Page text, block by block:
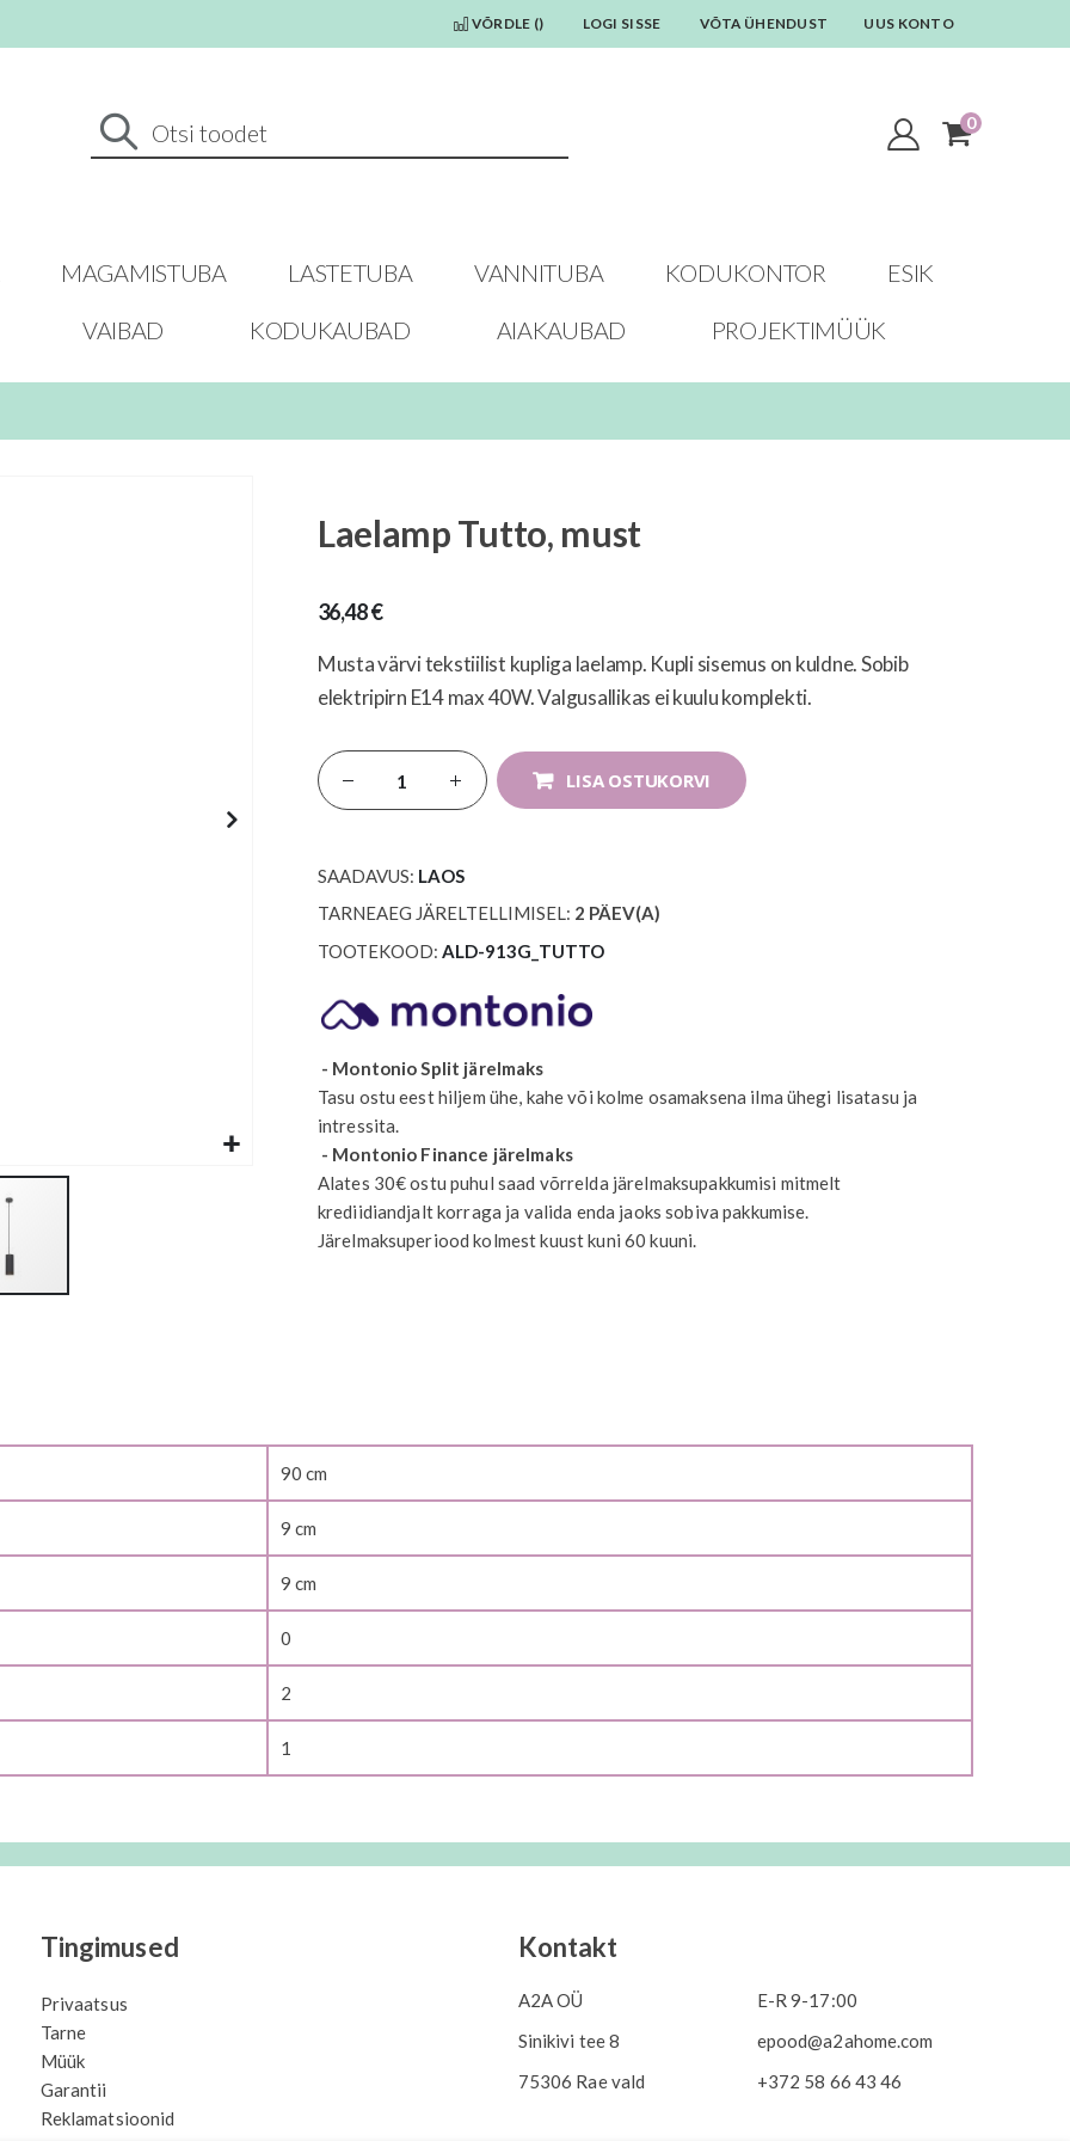
VÕRDLE () LOGI SISSE VÕTA ÜHENDUST UUS KONTO
Cart
0toodet
MAGAMISTUBA LASTETUBA VANNITUBA KODUKONTOR
ESIK
VAIBAD KODUKAUBAD AIAKAUBAD PROJEKTIMÜÜK
Laelamp Tutto, must
36,48 €
Musta värvi tekstiilist kupliga laelamp. Kupli sisemus on kuldne. Sobib
elektripirn E14 max 40W. Valgusallikas ei kuulu komplekti.
LISA OSTUKORVI
SAADAVUS: LAOS
TARNEAEG JÄRELTELLIMISEL: 2 PÄEV(A)
TOOTEKOOD ALD-913G_TUTTO
- Montonio Split järelmaks
Tasu ostu eest hiljem ühe, kahe või kolme osamaksena ilma ühegi lisatasu ja
intressita.
- Montonio Finance järelmaks
Alates 30€ ostu puhul saad võrrelda järelmaksupakkumisi mitmelt
krediidiandjalt korraga ja valida enda jaoks sobiva pakkumise.
Järelmaksuperiood kolmest kuust kuni 60 kuuni.
90
9
9
0
2
1
Tingimused
Privaatsus
Tarne
Müük
Garantii
Reklamatsioonid
Kontakt
A2A OÜ
Sinikivi tee 8
75306 Rae vald
E-R 9-17:00
epood@a2ahome.com
+372 58 66 43 46